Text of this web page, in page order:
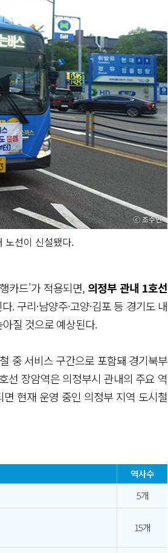
노선이 신설됐다.
카드’가 적용되면, 의정부 관내 1호선
. 구리·남양주·고양·김포 등 경기도 내
질 것으로 예상된다.
중 서비스 구간으로 포함돼 경기북부
선 장암역은 의정부시 관내의 주요 역
현재 운영 중인 의정부 지역 도시철
역사수
5개
15개